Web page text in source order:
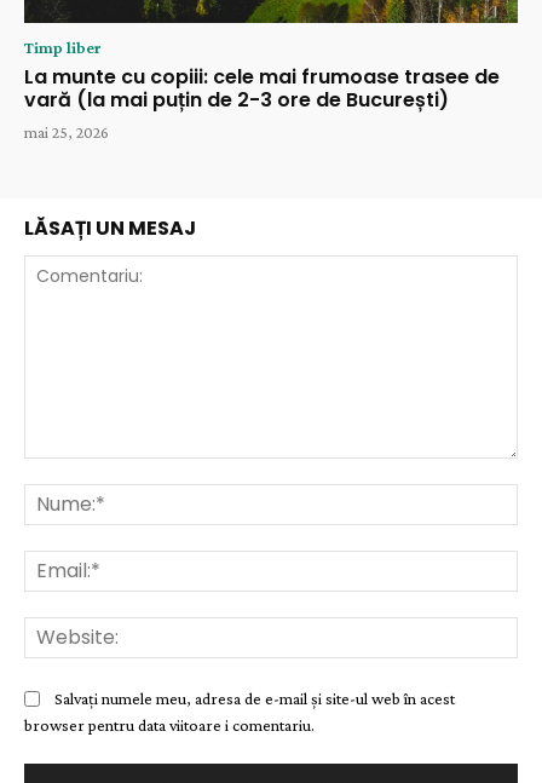
Timp liber
La munte cu copiii: cele mai frumoase trasee de
vară (la mai puțin de 2-3 ore de București)
mai 25, 2026
LĂSAȚI UN MESAJ
Salvați numele meu, adresa de e-mail și site-ul web în acest
browser pentru data viitoare i comentariu.